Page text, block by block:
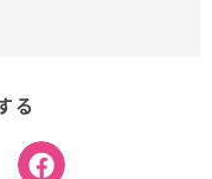
る